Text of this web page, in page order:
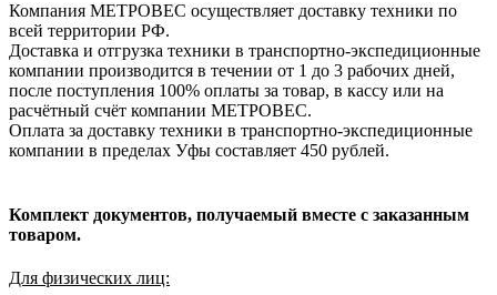
Компания МЕТРОВЕС осуществляет доставку техники по
всей территории РФ.
Доставка и отгрузка техники в транспортно-экспедиционные
компании производится в течении от 1 до 3 рабочих дней,
после поступления 100% оплаты за товар, в кассу или на
расчётный счёт компании МЕТРОВЕС.
Оплата за доставку техники в транспортно-экспедиционные
компании в пределах Уфы составляет 450 рублей.
Комплект документов, получаемый вместе с заказанным
товаром.
Для физических лиц: